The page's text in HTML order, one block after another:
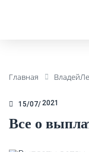
Главная
15/07 2021
Все о